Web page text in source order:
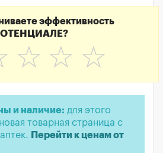
эффективность
☆
☆
☆
и наличие: для этого
товарная страница с
Перейти к ценам от